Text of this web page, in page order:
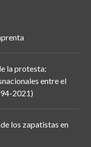
la protesta:
entre el
2021)
los zapatistas en